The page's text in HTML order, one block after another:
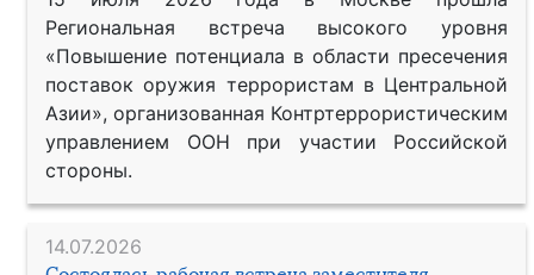
Региональная встреча высокого уровня
«Повышение потенциала в области пресечения
поставок оружия террористам в Центральной
Азии», организованная Контртеррористическим
управлением ООН при участии Российской
стороны.
14.07.2026